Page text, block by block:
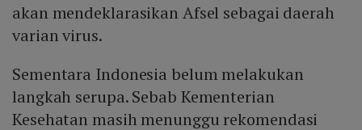
akan mendeklarasikan Afsel sebagai daerah
varian virus.
Sementara Indonesia belum melakukan
langkah serupa. Sebab Kementerian
Kesehatan masih menunggu rekomendasi